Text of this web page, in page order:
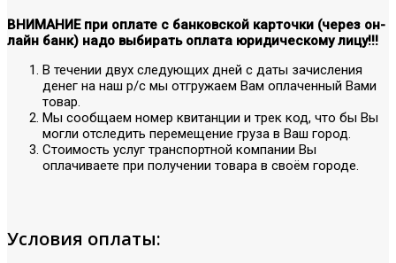
ВНИМАНИЕ при оплате с банковской карточки (через он-
лайн банк) надо выбирать оплата юридическому лицу!!!
В течении двух следующих дней с даты зачисления
денег на наш р/с мы отгружаем Вам оплаченный Вами
товар.
Мы сообщаем номер квитанции и трек код, что бы Вы
могли отследить перемещение груза в Ваш город.
Стоимость услуг транспортной компании Вы
оплачиваете при получении товара в своём городе.
Условия оплаты: